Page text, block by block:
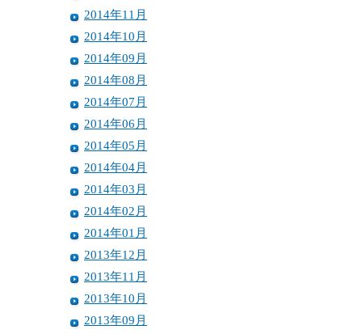
2014年11月
2014年10月
2014年09月
2014年08月
2014年07月
2014年06月
2014年05月
2014年04月
2014年03月
2014年02月
2014年01月
2013年12月
2013年11月
2013年10月
2013年09月